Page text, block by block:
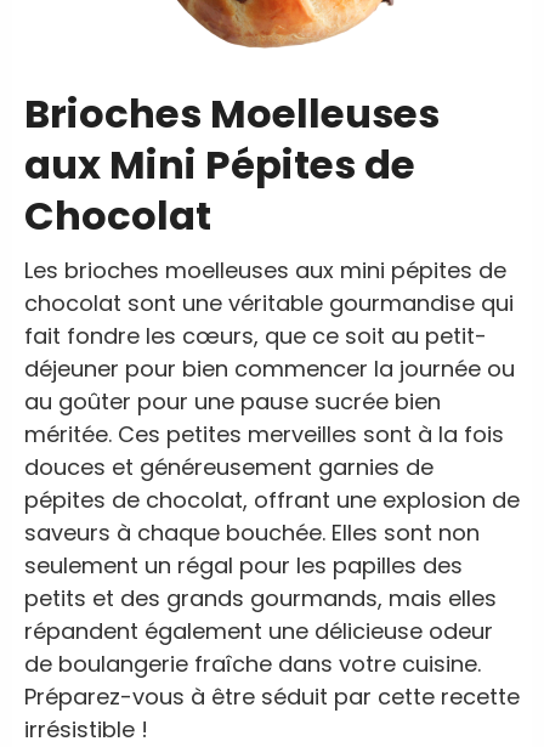
Brioches Moelleuses
aux Mini Pépites de
Chocolat
Les brioches moelleuses aux mini pépites de
chocolat sont une véritable gourmandise qui
fait fondre les cœurs, que ce soit au petit-
déjeuner pour bien commencer la journée ou
au goûter pour une pause sucrée bien
méritée. Ces petites merveilles sont à la fois
douces et généreusement garnies de
pépites de chocolat, offrant une explosion de
saveurs à chaque bouchée. Elles sont non
seulement un régal pour les papilles des
petits et des grands gourmands, mais elles
répandent également une délicieuse odeur
de boulangerie fraîche dans votre cuisine.
Préparez-vous à être séduit par cette recette
irrésistible !